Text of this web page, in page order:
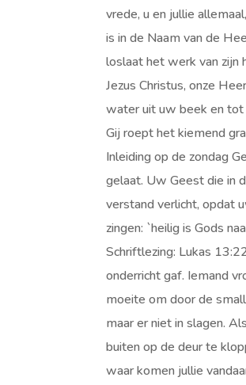
vrede, u en jullie
is in de Naam van de
loslaat het werk van zijn
Jezus Christus, onze
water uit uw beek en tot
Gij roept het kiemend
Inleiding op de zondag
gelaat. Uw Geest die in
verstand verlicht, opdat
zingen: `heilig is Gods
Schriftlezing: Lukas
onderricht gaf. Iemand
moeite om door de
maar er niet in slagen.
buiten op de deur te
waar komen jullie